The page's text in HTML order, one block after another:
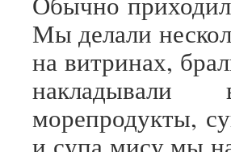
Мы делали
на витринах,
накладывали
морепродукты,